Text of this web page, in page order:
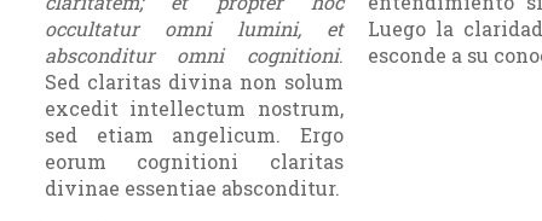
occultatur omni lumini, et
absconditur omni cognitioni.
Sed claritas divina non solum
excedit intellectum nostrum,
sed etiam angelicum. Ergo
eorum cognitioni claritas
divinae essentiae absconditur.
Luego la
esconde a su